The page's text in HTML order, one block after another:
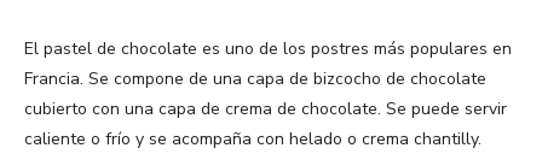
El pastel de chocolate es uno de los postres más populares en
Francia. Se compone de una capa de bizcocho de chocolate
cubierto con una capa de crema de chocolate. Se puede servir
caliente o frío y se acompaña con helado o crema chantilly.